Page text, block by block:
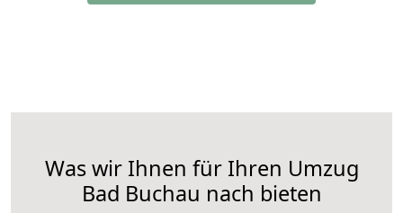
Was wir Ihnen für Ihren Umzug
Bad Buchau nach bieten